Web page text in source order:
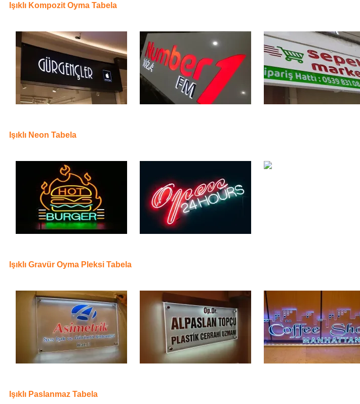
Işıklı Kompozit Oyma Tabela
Işıklı Neon Tabela
Işıklı Gravür Oyma Pleksi Tabela
Işıklı Paslanmaz Tabela